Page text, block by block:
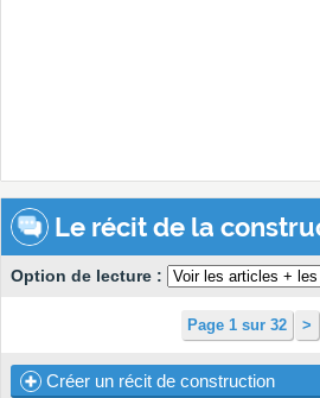
Le récit de la
Option de lecture :
Page 1 sur 32 >
Créer un récit de construction